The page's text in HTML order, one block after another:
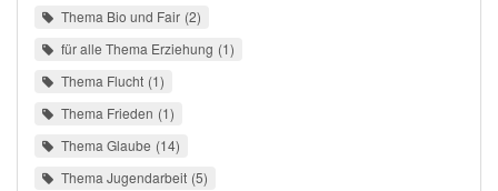
Thema Bio und Fair 2
für alle Thema Erziehung 1
Thema Flucht 1
Thema Frieden 1
Thema Glaube 14
Thema Jugendarbeit 5